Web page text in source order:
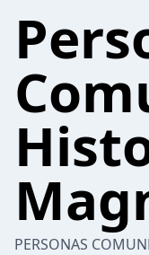
PERSONAS